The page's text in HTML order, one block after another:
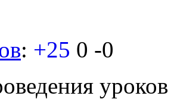
: +25 0 -0
уроков